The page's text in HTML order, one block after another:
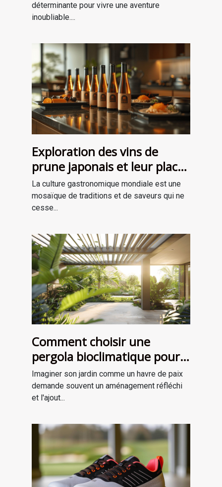
déterminante pour vivre une aventure
inoubliable....
Exploration des vins de
prune japonais et leur place
dans la gastronomie
moderne
La culture gastronomique mondiale est une
mosaïque de traditions et de saveurs qui ne
cesse...
Comment choisir une
pergola bioclimatique pour
améliorer votre jardin
Imaginer son jardin comme un havre de paix
demande souvent un aménagement réfléchi
et l'ajout...